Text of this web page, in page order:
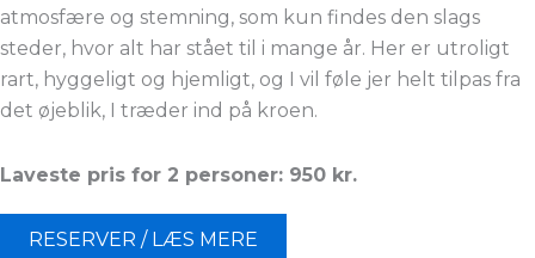
atmosfære og stemning, som kun findes den slags
steder, hvor alt har stået til i mange år. Her er utroligt
rart, hyggeligt og hjemligt, og I vil føle jer helt tilpas fra
det øjeblik, I træder ind på kroen.
Laveste pris for 2 personer: 950 kr.
RESERVER / LÆS MERE